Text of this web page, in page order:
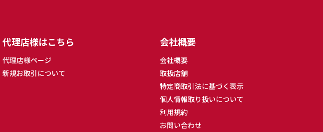
代理店様はこちら
代理店様ページ
新規お取引について
会社概要
会社概要
取扱店舗
特定商取引法に基づく表示
個人情報取り扱いについて
利用規約
お問い合わせ